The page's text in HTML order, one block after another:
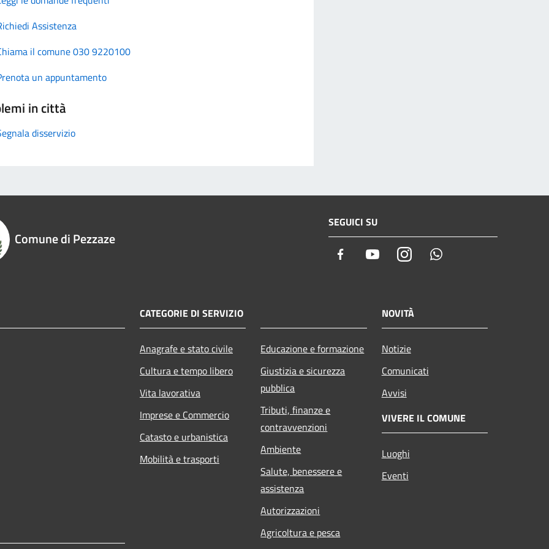
Assistenza
il comune 030 9220100
un appuntamento
in città
disservizio
Comune di Pezzaze
SEGUICI SU
Facebook YoutubeInstagram
CATEGORIE DI SERVIZIO
Anagrafe e stato civile
Cultura e tempo libero
Vita lavorativa
Imprese e Commercio
Catasto e urbanistica
Mobilità e trasporti
Educazione e formazione
Giustizia e sicurezza
pubblica
Tributi, finanze e
contravvenzioni
Ambiente
Salute, benessere e
assistenza
Autorizzazioni
Agricoltura e pesca
NOVITÀ
Notizie
Comunicati
Avvisi
VIVERE IL COMUNE
Luoghi
Eventi